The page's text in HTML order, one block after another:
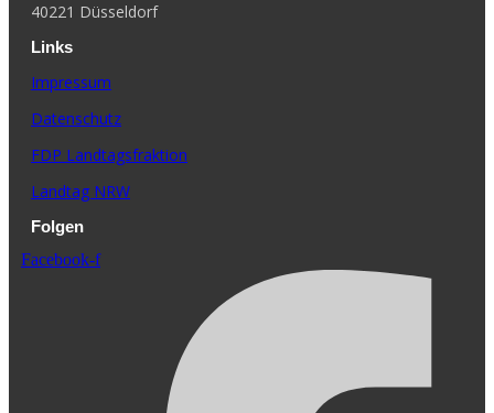
40221 Düsseldorf
Links
Impressum
Datenschutz
FDP Landtagsfraktion
Landtag NRW
Folgen
Facebook-f